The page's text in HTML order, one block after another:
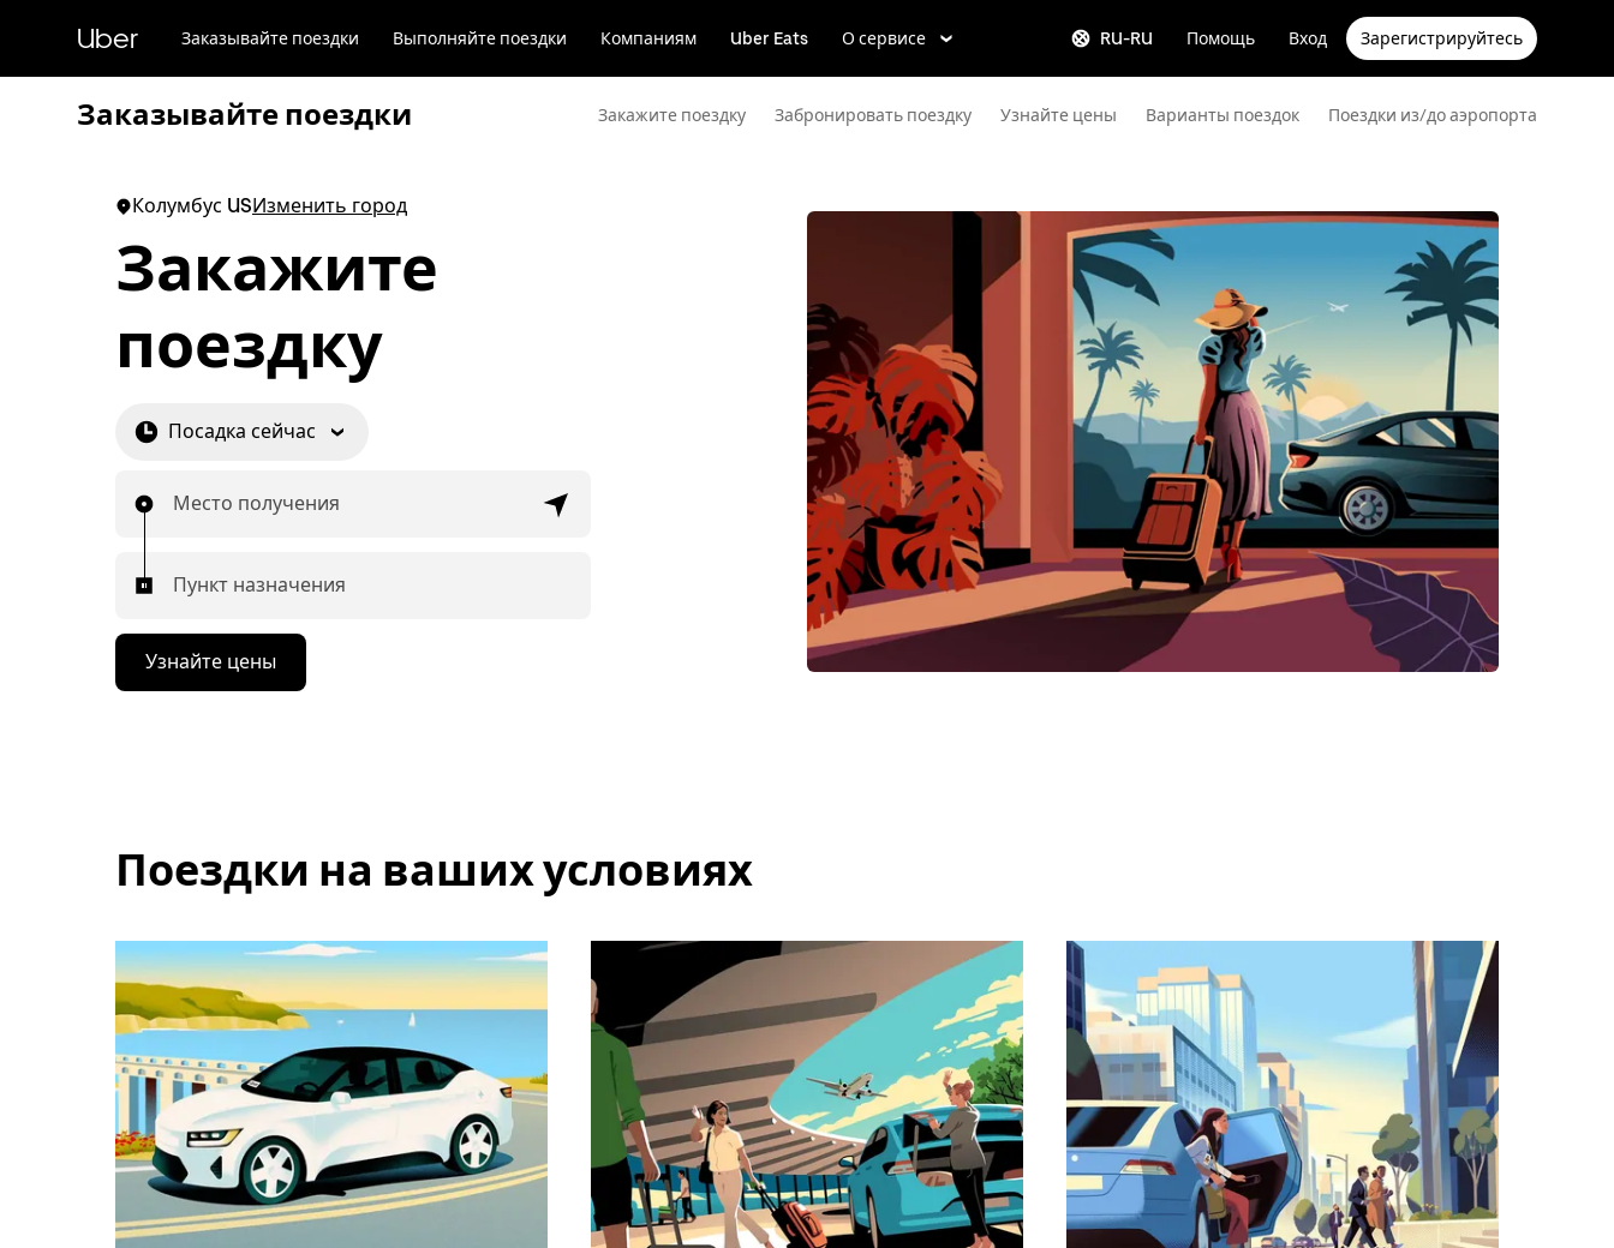
к
содержимому
Uber Заказывайте поездки Выполняйте поездки Компаниям Uber Eats О сервисе RU-RU Помощь Вход Зарегистрируйтесь
Заказывайте поездки Закажите поездку Забронировать поездку Узнайте цены Варианты поездок Поездки из/до аэропорта
Колумбус USИзменить город
Закажите
поездку
Посадка сейчас
Место получения
Пункт назначения
Узнайте цены
Поездки на ваших условиях